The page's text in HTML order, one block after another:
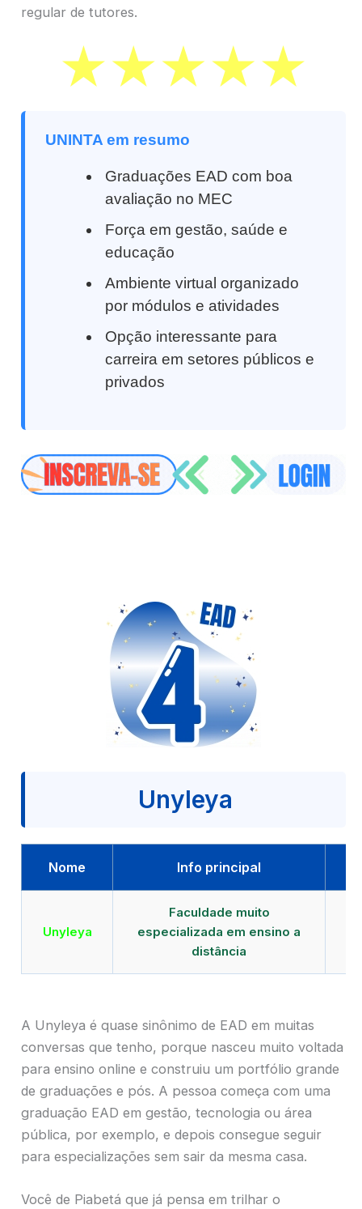
regular de tutores.
UNINTA em resumo
Graduações EAD com boa
avaliação no MEC
Força em gestão, saúde e
educação
Ambiente virtual organizado
por módulos e atividades
Opção interessante para
carreira em setores públicos e
privados
Unyleya
Nome Info principal
Unyleya
Faculdade muito
especializada em ensino a
distância
A Unyleya é quase sinônimo de EAD em muitas
conversas que tenho, porque nasceu muito voltada
para ensino online e construiu um portfólio grande
de graduações e pós. A pessoa começa com uma
graduação EAD em gestão, tecnologia ou área
pública, por exemplo, e depois consegue seguir
para especializações sem sair da mesma casa.
Você de Piabetá que já pensa em trilhar o